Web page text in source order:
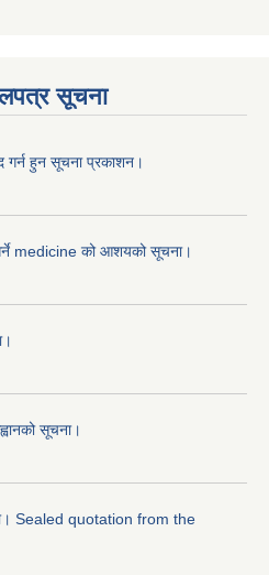
सूचना
गर्न हुन सूचना प्रकाशन।
medicine को आशयको सूचना।
सूचना।
Sealed quotation from the